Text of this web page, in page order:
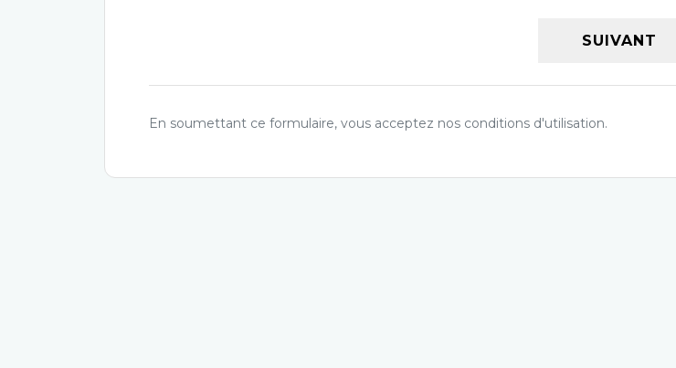
SUIVANT
En soumettant ce formulaire, vous acceptez nos conditions d'utilisation.